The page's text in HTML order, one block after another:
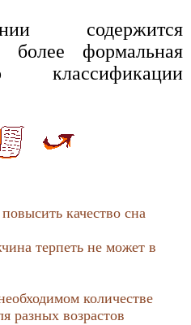
содержится
более формальная
качество сна
терпеть не может в
количестве
разных возрастов